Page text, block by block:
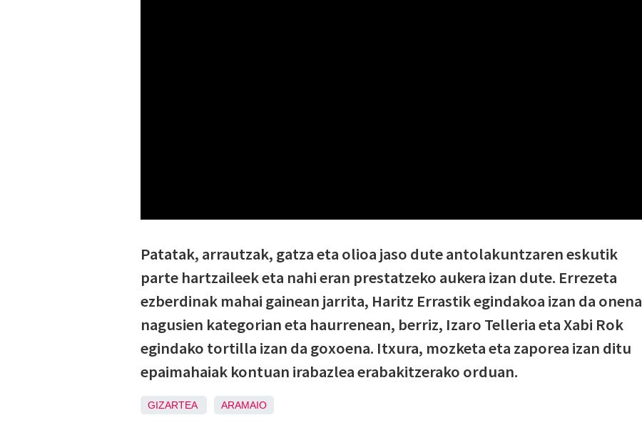
Patatak, arrautzak, gatza eta olioa jaso dute antolakuntzaren eskutik
parte hartzaileek eta nahi eran prestatzeko aukera izan dute. Errezeta
ezberdinak mahai gainean jarrita, Haritz Errastik egindakoa izan da onena
nagusien kategorian eta haurrenean, berriz, Izaro Telleria eta Xabi Rok
egindako tortilla izan da goxoena. Itxura, mozketa eta zaporea izan ditu
epaimahaiak kontuan irabazlea erabakitzerako orduan.
GIZARTEA ARAMAIO